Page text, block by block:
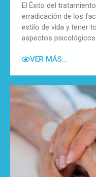
El Éxito del
erradicación de los
estilo de vida y tener
aspectos
VER MÁS...